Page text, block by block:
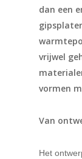
dan een
vrijwel
vormen
Van
Het